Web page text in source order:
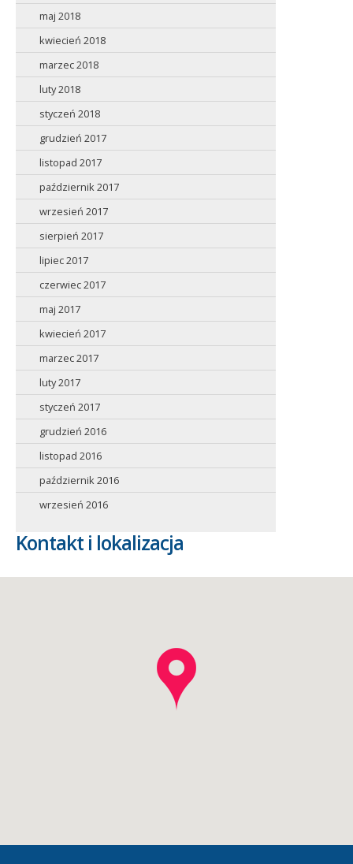
maj 2018
kwiecień 2018
marzec 2018
luty 2018
styczeń 2018
grudzień 2017
listopad 2017
październik 2017
wrzesień 2017
sierpień 2017
lipiec 2017
czerwiec 2017
maj 2017
kwiecień 2017
marzec 2017
luty 2017
styczeń 2017
grudzień 2016
listopad 2016
październik 2016
wrzesień 2016
Kontakt i lokalizacja